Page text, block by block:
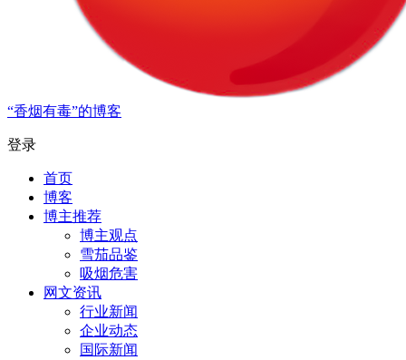
“香烟有毒”的博客
登录
首页
博客
博主推荐
博主观点
雪茄品鉴
吸烟危害
网文资讯
行业新闻
企业动态
国际新闻